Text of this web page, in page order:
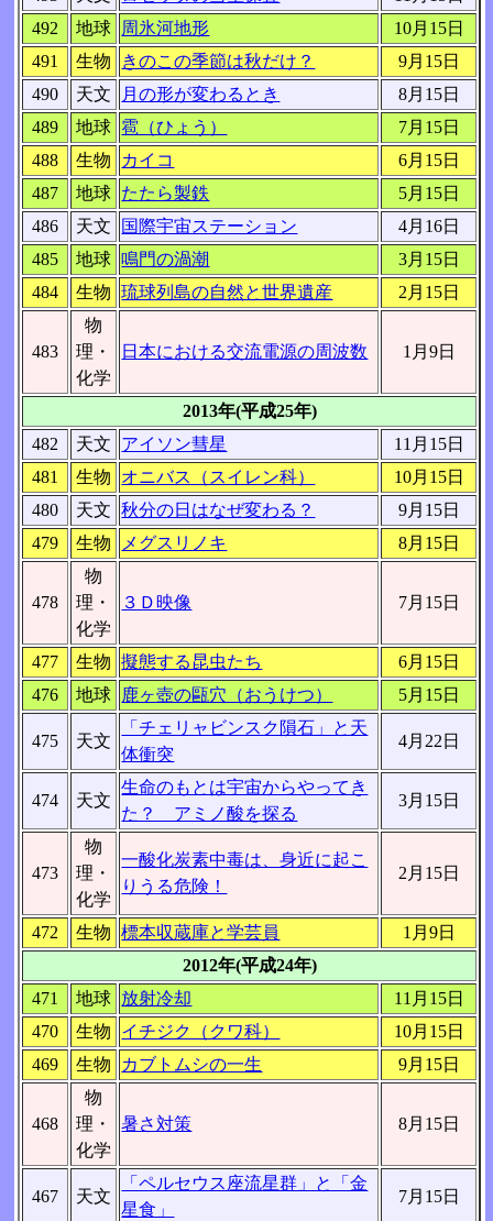
492
地球 周氷河地形
10月15日
491
生物 きのこの季節は秋だけ？
9月15日
490
天文 月の形が変わるとき
8月15日
489
地球 雹（ひょう）
7月15日
488
生物 カイコ
6月15日
487
地球 たたら製鉄
5月15日
486
天文 国際宇宙ステーション
4月16日
485
地球 鳴門の渦潮
3月15日
484
生物 琉球列島の自然と世界遺産 2月15日
483
物
理・
化学
日本における交流電源の周波数 1月9日
2013年(平成25年)
482
天文 アイソン彗星
11月15日
481
生物 オニバス（スイレン科）
10月15日
480
天文 秋分の日はなぜ変わる？
9月15日
479
生物 メグスリノキ 8月15日
478
物
理・
化学
３Ｄ映像 7月15日
477 生物 擬態する昆虫たち
6月15日
476
地球 鹿ヶ壺の甌穴（おうけつ） 5月15日
475 天文
「チェリャビンスク隕石」と天
体衝突
4月22日
474 天文
生命のもとは宇宙からやってき
た？ アミノ酸を探る
3月15日
473
物
理・
化学
一酸化炭素中毒は、身近に起こ
りうる危険！
2月15日
472 生物 標本収蔵庫と学芸員
1月9日
2012年(平成24年)
471
地球 放射冷却
11月15日
470
生物 イチジク（クワ科）
10月15日
469
生物 カブトムシの一生 9月15日
468
物
理・
化学
暑さ対策 8月15日
467 天文
「ペルセウス座流星群」と「金
星食」
7月15日